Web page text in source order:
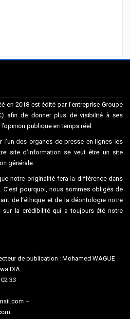
en 2018 est édité par l’entreprise Groupe
afin de donner plus de visibilité à ses
publique en temps réel.
des organes de presse en lignes les
site d’information se veut être un site
générale.
notre originalité fera la différence dans
C’est pourquoi, nous sommes obligés de
de l’éthique et de la déontologie notre
sur la crédibilité qui a toujours été notre
de publication : Mohamed WAGUE
DIA
33
–